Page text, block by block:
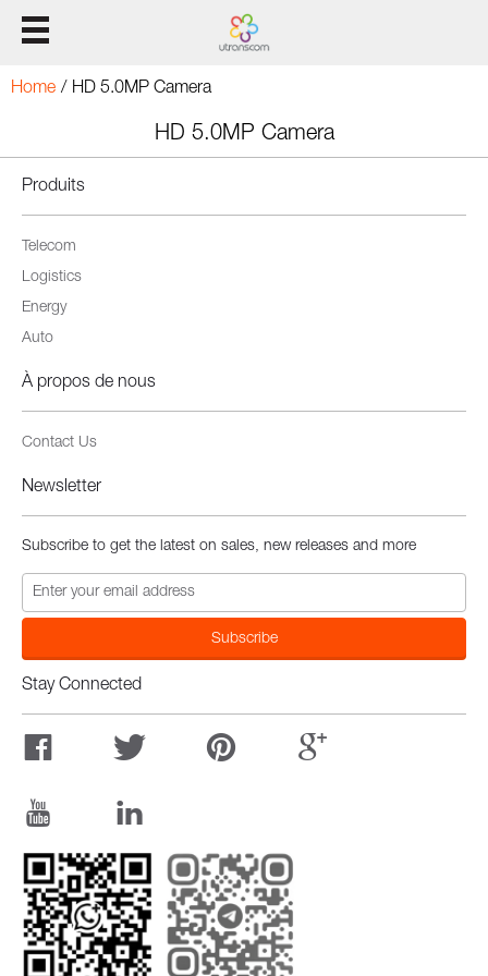
Solution
L'appui
À propos de nous
Home / HD 5.0MP Camera
HD 5.0MP Camera
Produits
Telecom
Logistics
Energy
Auto
À propos de nous
Contact Us
Newsletter
Subscribe to get the latest on sales, new releases and more
Stay Connected